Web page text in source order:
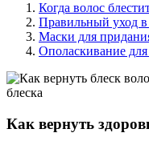
Когда волос
Правильный уход
Маски для
Ополаскивание для
Как вернуть